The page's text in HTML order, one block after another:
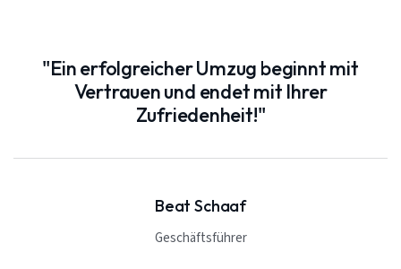
"Ein erfolgreicher Umzug beginnt mit
Vertrauen und endet mit Ihrer
Zufriedenheit!"
Beat Schaaf
Geschäftsführer